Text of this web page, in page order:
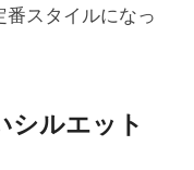
番スタイルになっ
シルエット